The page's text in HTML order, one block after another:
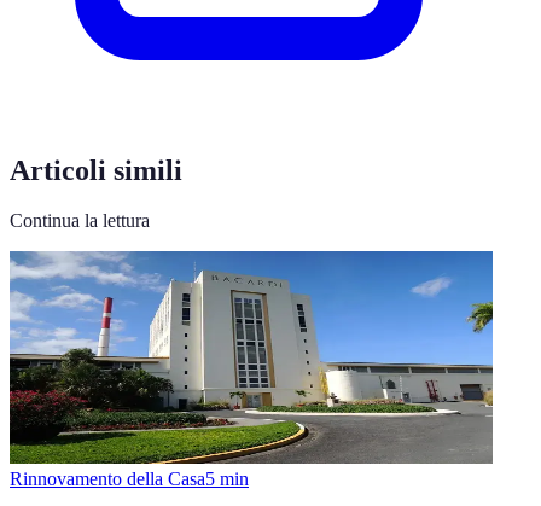
Articoli simili
Continua la lettura
Rinnovamento della Casa5 min